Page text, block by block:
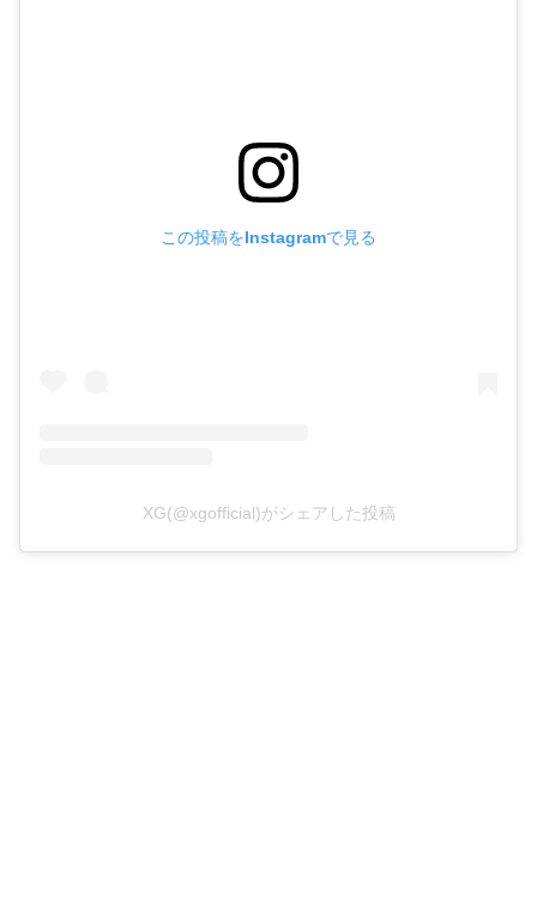
この投稿をInstagramで見る
XG(@xgofficial)がシェアした投稿